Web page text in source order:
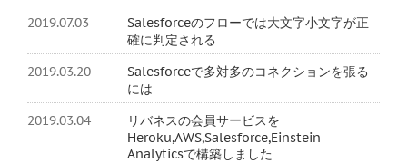
2019.07.03
Salesforceのフローでは大文字小文字が正
確に判定される
2019.03.20
Salesforceで多対多のコネクションを張る
には
2019.03.04
リバネスの会員サービスを
Heroku,AWS,Salesforce,Einstein
Analyticsで構築しました